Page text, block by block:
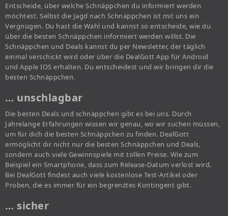
Entscheide, über welche Schnäppchen du informiert werden
möchtest. Selbst die Jagd nach Schnäppchen ist mit uns ein
Vergnügen. Du hast die Wahl und kannst so entscheide, wie du
über die besten Schnäppchen informiert werden willst. Die
Schnäppchen und Deals kannst du per Newsletter, der täglich
einmal verschickt wird oder über die DealGott App für Android
und Apple IOS erhalten. Du entscheidest und wir bringen dir die
besten Schnäppchen.
… unschlagbar
Die besten Deals und schnäppchen gibt es bei uns. Durch
Jahrelange Erfahrungen wissen wir genau, wo wir suchen müssen,
um für dich die besten Schnäppchen zu finden. DealGott
ermöglicht dir nicht nur die besten Schnäppchen und Deals,
sondern auch viele Gewinnspiele mit tollen Preise. Wie zum
Beispiel ein Smartphone, dass zum Release-Datum verlost wird.
Bei DealGott findest auch viele kostenlose Test-Artikel oder
Proben, die es immer für ein begrenztes Kontingent gibt.
… sicher